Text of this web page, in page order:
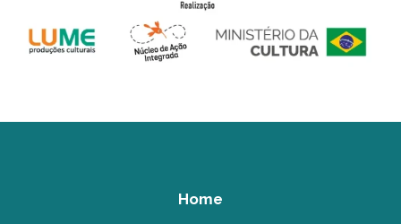
Home